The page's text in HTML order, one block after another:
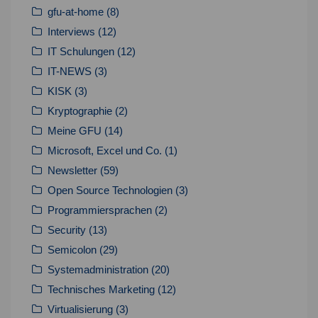
gfu-at-home (8)
Interviews (12)
IT Schulungen (12)
IT-NEWS (3)
KISK (3)
Kryptographie (2)
Meine GFU (14)
Microsoft, Excel und Co. (1)
Newsletter (59)
Open Source Technologien (3)
Programmiersprachen (2)
Security (13)
Semicolon (29)
Systemadministration (20)
Technisches Marketing (12)
Virtualisierung (3)